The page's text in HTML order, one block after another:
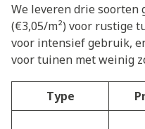
We leveren drie soorten
(€3,05/m²) voor rustige
voor intensief gebruik,
voor tuinen met weinig
Type